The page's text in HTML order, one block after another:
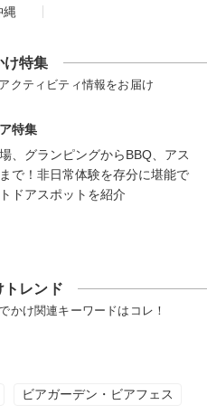
縄
け特集
クティビティ情報をお届け
特集
、グランピングからBBQ、アス
で！非日常体験を存分に堪能で
ドアスポットを紹介
トレンド
かけ関連キーワードはコレ！
ビアガーデン・ビアフェス